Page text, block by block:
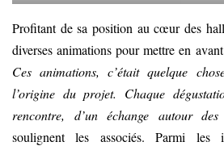
Profitant de sa position au cœur des
diverses animations pour mettre en
Ces animations, c’était quelque
l’origine du projet. Chaque
rencontre, d’un échange autour
soulignent les associés. Parmi les